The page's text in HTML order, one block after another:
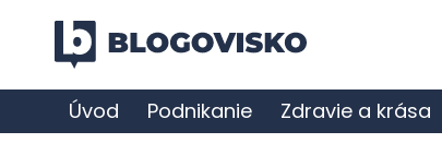
Úvod Podnikanie Zdravie a krása